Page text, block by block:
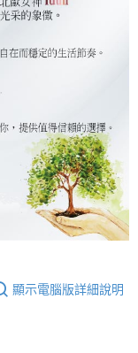
顯示電腦版詳細說明